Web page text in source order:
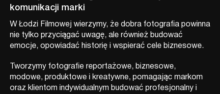
komunikacji marki
W Łodzi Filmowej wierzymy, że dobra fotografia powinna
nie tylko przyciągać uwagę, ale również budować
emocje, opowiadać historię i wspierać cele biznesowe.
Tworzymy fotografie reportażowe, biznesowe,
modowe, produktowe i kreatywne, pomagając markom
oraz klientom indywidualnym budować profesjonalny i